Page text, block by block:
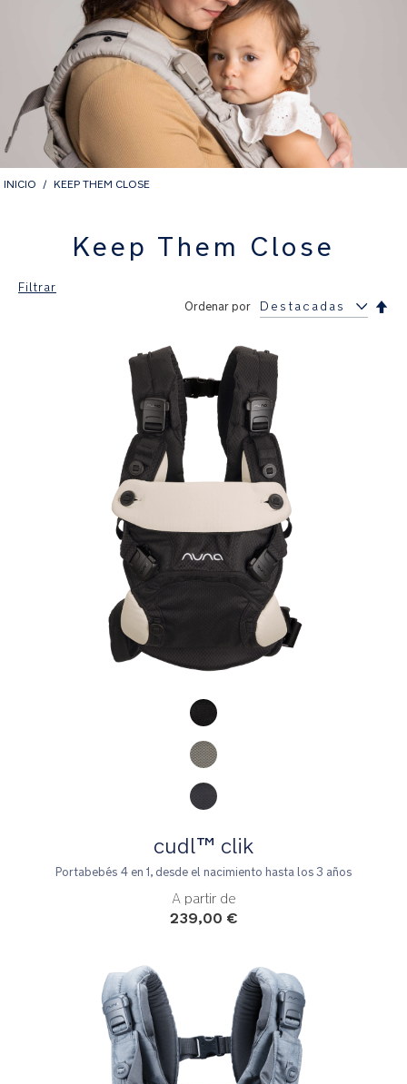
INICIO KEEP THEM CLOSE
Keep Them Close
Filtrar
Ordenar por
cudl™ clik
Portabebés 4 en 1, desde el nacimiento hasta los 3 años
A partir de
239,00 €